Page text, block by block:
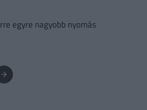
egyre nagyobb nyomás